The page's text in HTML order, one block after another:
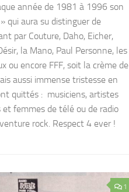
année de 1981 à 1996 son
qui aura su distinguer de
par Couture, Daho, Eicher,
la Mano, Paul Personne, les
ou encore FFF, soit la crème de
aussi immense tristesse en
quittés : musiciens, artistes
femmes de télé ou de radio
rock. Respect 4 ever !
1